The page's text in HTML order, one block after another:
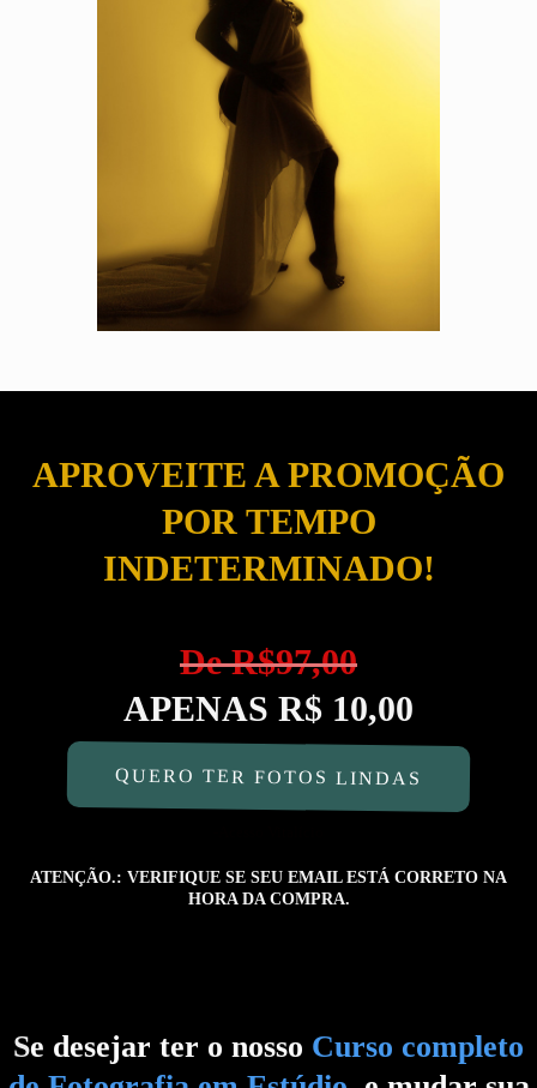
APROVEITE A PROMOÇÃO
POR TEMPO
INDETERMINADO!
De R$97,00
APENAS R$ 10,00
QUERO TER FOTOS LINDAS
ATENÇÃO.: VERIFIQUE SE SEU EMAIL ESTÁ CORRETO NA
HORA DA COMPRA.
Se desejar ter o nosso Curso completo